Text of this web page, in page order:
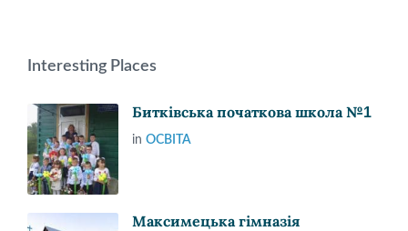
Interesting Places
Битківська початкова школа №1
in ОСВІТА
Максимецька гімназія